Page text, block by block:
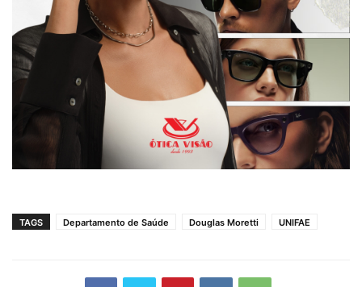
TAGS Departamento de Saúde Douglas Moretti UNIFAE